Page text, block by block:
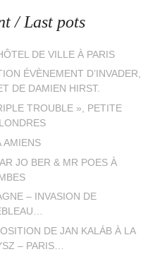
/ Last pots
DE VILLE À PARIS
ÉVÈNEMENT D’INVADER,
DE DAMIEN HIRST.
TROUBLE », PETITE
AMIENS
JO BER & MR POES À
– INVASION DE
DE JAN KALÁB À LA
– PARIS…